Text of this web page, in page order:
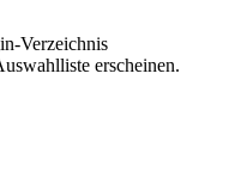
Verzeichnis
erscheinen.